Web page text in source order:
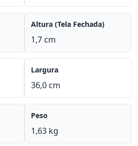
Altura (Tela Fechada)
1,7 cm
Largura
36,0 cm
Peso
1,63 kg